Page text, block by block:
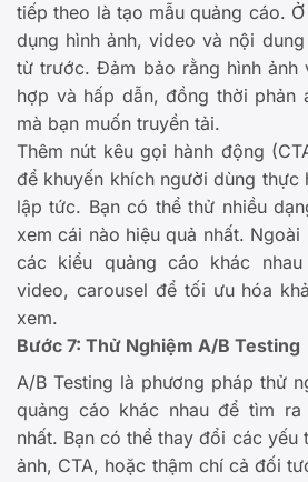
tiếp theo là tạo mẫu quảng cáo.
dụng hình ảnh, video và nội
từ trước. Đảm bảo rằng hình ảnh
hợp và hấp dẫn, đồng thời phản
mà bạn muốn truyền tải.
Thêm nút kêu gọi hành động
để khuyến khích người dùng thực
lập tức. Bạn có thể thử nhiều
xem cái nào hiệu quả nhất.
các kiểu quảng cáo khác
video, carousel để tối ưu hóa
xem.
Bước 7: Thử Nghiệm A/B Testing
A/B Testing là phương pháp thử
quảng cáo khác nhau để tìm ra
nhất. Bạn có thể thay đổi các yếu
ảnh, CTA, hoặc thậm chí cả đối